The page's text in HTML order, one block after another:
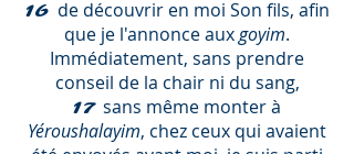
16 de découvrir en moi Son fils, afin
que je l'annonce auxgoyim.
Immédiatement, sans prendre
conseil de la chair ni du sang,
17 sans même monter à
Yéroushalayim, chez ceux qui avaient